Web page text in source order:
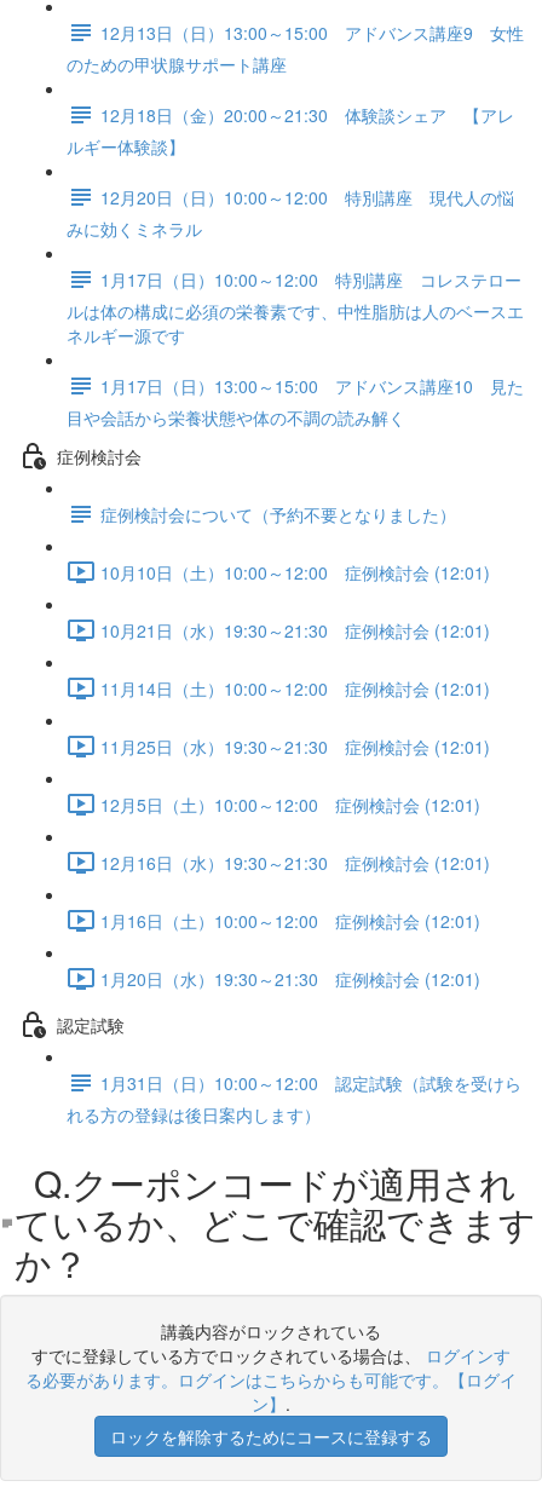
12月13日（日）13:00～15:00 アドバンス講座9 女性
のための甲状腺サポート講座
12月18日（金）20:00～21:30 体験談シェア 【アレ
ルギー体験談】
12月20日（日）10:00～12:00 特別講座 現代人の悩
みに効くミネラル
1月17日（日）10:00～12:00 特別講座 コレステロー
ルは体の構成に必須の栄養素です、中性脂肪は人のベースエ
ネルギー源です
1月17日（日）13:00～15:00 アドバンス講座10 見た
目や会話から栄養状態や体の不調の読み解く
症例検討会
症例検討会について（予約不要となりました）
10月10日（土）10:00～12:00 症例検討会 (12:01)
10月21日（水）19:30～21:30 症例検討会 (12:01)
11月14日（土）10:00～12:00 症例検討会 (12:01)
11月25日（水）19:30～21:30 症例検討会 (12:01)
12月5日（土）10:00～12:00 症例検討会 (12:01)
12月16日（水）19:30～21:30 症例検討会 (12:01)
1月16日（土）10:00～12:00 症例検討会 (12:01)
1月20日（水）19:30～21:30 症例検討会 (12:01)
認定試験
1月31日（日）10:00～12:00 認定試験（試験を受けら
れる方の登録は後日案内します）
Q.クーポンコードが適用され
ているか、どこで確認できます
か？
講義内容がロックされている
すでに登録している方でロックされている場合は、 ログインす
る必要があります。ログインはこちらからも可能です。【ログイ
ン】 .
ロックを解除するためにコースに登録する